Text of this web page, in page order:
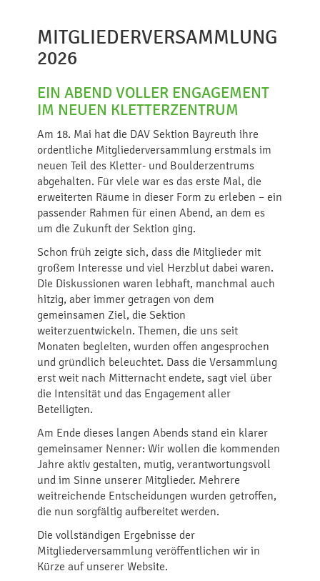
MITGLIEDERVERSAMMLUNG
2026
EIN ABEND VOLLER ENGAGEMENT
IM NEUEN KLETTERZENTRUM
Am 18. Mai hat die DAV Sektion Bayreuth ihre
ordentliche Mitgliederversammlung erstmals im
neuen Teil des Kletter- und Boulderzentrums
abgehalten. Für viele war es das erste Mal, die
erweiterten Räume in dieser Form zu erleben – ein
passender Rahmen für einen Abend, an dem es
um die Zukunft der Sektion ging.
Schon früh zeigte sich, dass die Mitglieder mit
großem Interesse und viel Herzblut dabei waren.
Die Diskussionen waren lebhaft, manchmal auch
hitzig, aber immer getragen von dem
gemeinsamen Ziel, die Sektion
weiterzuentwickeln. Themen, die uns seit
Monaten begleiten, wurden offen angesprochen
und gründlich beleuchtet. Dass die Versammlung
erst weit nach Mitternacht endete, sagt viel über
die Intensität und das Engagement aller
Beteiligten.
Am Ende dieses langen Abends stand ein klarer
gemeinsamer Nenner: Wir wollen die kommenden
Jahre aktiv gestalten, mutig, verantwortungsvoll
und im Sinne unserer Mitglieder. Mehrere
weitreichende Entscheidungen wurden getroffen,
die nun sorgfältig aufbereitet werden.
Die vollständigen Ergebnisse der
Mitgliederversammlung veröffentlichen wir in
Kürze auf unserer Website.